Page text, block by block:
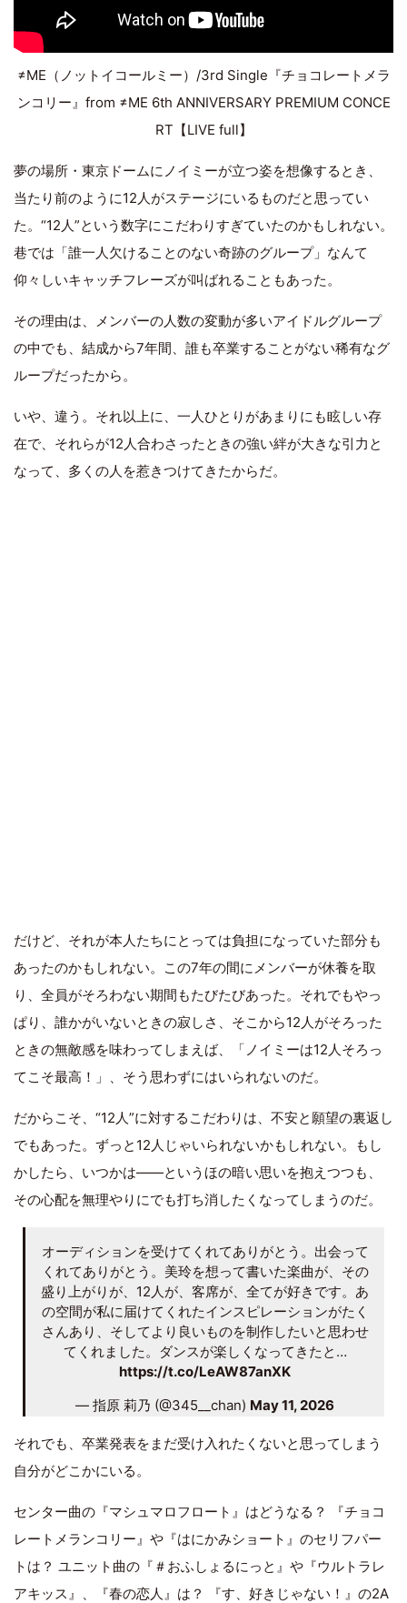
≠ME（ノットイコールミー）/3rd Single『チョコレートメラ
ンコリー』from ≠ME 6th ANNIVERSARY PREMIUM CONCE
RT【LIVE full】
夢の場所・東京ドームにノイミーが立つ姿を想像するとき、
当たり前のように12人がステージにいるものだと思ってい
た。“12人”という数字にこだわりすぎていたのかもしれない。
巷では「誰一人欠けることのない奇跡のグループ」なんて
仰々しいキャッチフレーズが叫ばれることもあった。
その理由は、メンバーの人数の変動が多いアイドルグループ
の中でも、結成から7年間、誰も卒業することがない稀有なグ
ループだったから。
いや、違う。それ以上に、一人ひとりがあまりにも眩しい存
在で、それらが12人合わさったときの強い絆が大きな引力と
なって、多くの人を惹きつけてきたからだ。
だけど、それが本人たちにとっては負担になっていた部分も
あったのかもしれない。この7年の間にメンバーが休養を取
り、全員がそろわない期間もたびたびあった。それでもやっ
ぱり、誰かがいないときの寂しさ、そこから12人がそろった
ときの無敵感を味わってしまえば、「ノイミーは12人そろっ
てこそ最高！」、そう思わずにはいられないのだ。
だからこそ、“12人”に対するこだわりは、不安と願望の裏返し
でもあった。ずっと12人じゃいられないかもしれない。もし
かしたら、いつかは――というほの暗い思いを抱えつつも、
その心配を無理やりにでも打ち消したくなってしまうのだ。
オーディションを受けてくれてありがとう。出会って
くれてありがとう。美玲を想って書いた楽曲が、その
盛り上がりが、12人が、客席が、全てが好きです。あ
の空間が私に届けてくれたインスピレーションがたく
さんあり、そしてより良いものを制作したいと思わせ
てくれました。ダンスが楽しくなってきたと…
https://t.co/LeAW87anXK
— 指原 莉乃 (@345__chan) May 11, 2026
それでも、卒業発表をまだ受け入れたくないと思ってしまう
自分がどこかにいる。
センター曲の『マシュマロフロート』はどうなる？ 『チョコ
レートメランコリー』や『はにかみショート』のセリフパー
トは？ ユニット曲の『＃おふしょるにっと』や『ウルトラレ
アキッス』、『春の恋人』は？ 『す、好きじゃない！』の2A